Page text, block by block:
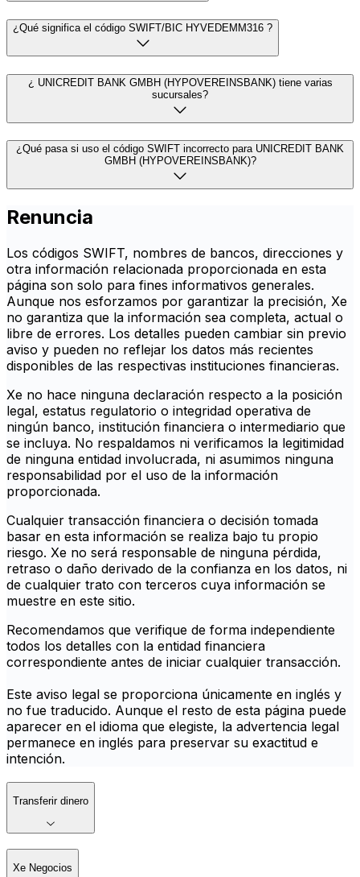
¿Qué significa el código SWIFT/BIC HYVEDEMM316 ?
¿ UNICREDIT BANK GMBH (HYPOVEREINSBANK) tiene varias
sucursales?
¿Qué pasa si uso el código SWIFT incorrecto para UNICREDIT BANK
GMBH (HYPOVEREINSBANK)?
Renuncia
Los códigos SWIFT, nombres de bancos, direcciones y
otra información relacionada proporcionada en esta
página son solo para fines informativos generales.
Aunque nos esforzamos por garantizar la precisión, Xe
no garantiza que la información sea completa, actual o
libre de errores. Los detalles pueden cambiar sin previo
aviso y pueden no reflejar los datos más recientes
disponibles de las respectivas instituciones financieras.
Xe no hace ninguna declaración respecto a la posición
legal, estatus regulatorio o integridad operativa de
ningún banco, institución financiera o intermediario que
se incluya. No respaldamos ni verificamos la legitimidad
de ninguna entidad involucrada, ni asumimos ninguna
responsabilidad por el uso de la información
proporcionada.
Cualquier transacción financiera o decisión tomada
basar en esta información se realiza bajo tu propio
riesgo. Xe no será responsable de ninguna pérdida,
retraso o daño derivado de la confianza en los datos, ni
de cualquier trato con terceros cuya información se
muestre en este sitio.
Recomendamos que verifique de forma independiente
todos los detalles con la entidad financiera
correspondiente antes de iniciar cualquier transacción.
Este aviso legal se proporciona únicamente en inglés y
no fue traducido. Aunque el resto de esta página puede
aparecer en el idioma que elegiste, la advertencia legal
permanece en inglés para preservar su exactitud e
intención.
Transferir dinero
Xe Negocios